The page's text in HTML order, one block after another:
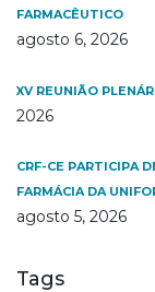
FARMACÊUTICO
agosto 6, 2026
XV REUNIÃO
2026
CRF-CE PARTICIPA
FARMÁCIA DA
agosto 5, 2026
Tags